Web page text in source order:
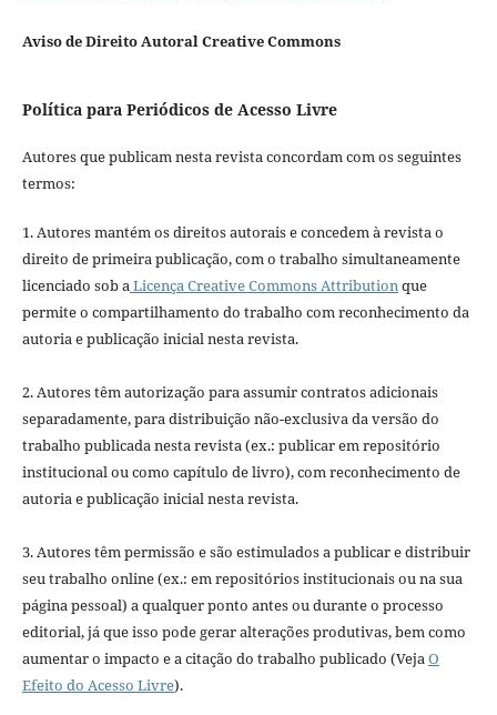
Aviso de Direito Autoral Creative Commons
Política para Periódicos de Acesso Livre
Autores que publicam nesta revista concordam com os seguintes
termos:
1. Autores mantém os direitos autorais e concedem à revista o
direito de primeira publicação, com o trabalho simultaneamente
licenciado sob aLicença Creative Commons Attributionque
permite o compartilhamento do trabalho com reconhecimento da
autoria e publicação inicial nesta revista.
2. Autores têm autorização para assumir contratos adicionais
separadamente, para distribuição não-exclusiva da versão do
trabalho publicada nesta revista (ex.: publicar em repositório
institucional ou como capítulo de livro), com reconhecimento de
autoria e publicação inicial nesta revista.
3. Autores têm permissão e são estimulados a publicar e distribuir
seu trabalho online (ex.: em repositórios institucionais ou na sua
página pessoal) a qualquer ponto antes ou durante o processo
editorial, já que isso pode gerar alterações produtivas, bem como
aumentar o impacto e a citação do trabalho publicado (VejaO
Efeito do Acesso Livre).